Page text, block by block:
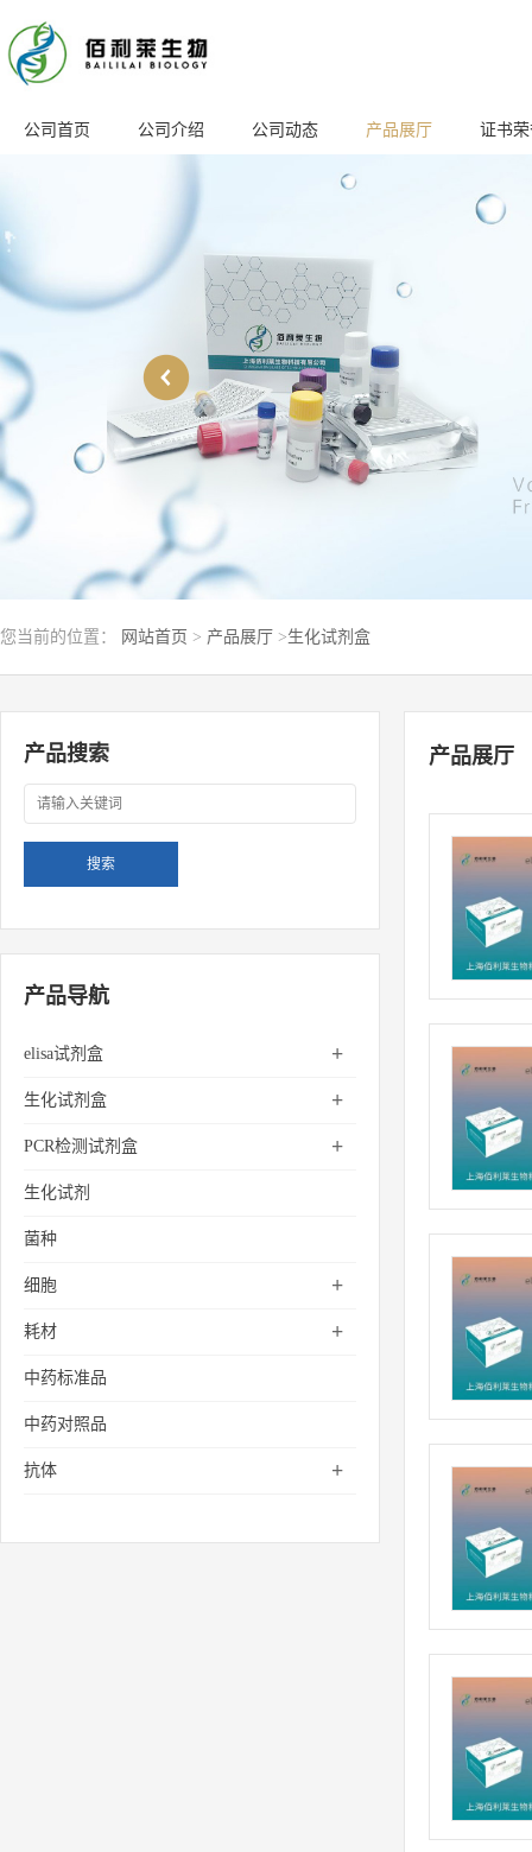
公司首页 公司介绍 公司动态 产品展厅 证书
您当前的位置： 网站首页 > 产品展厅 >生化试剂盒
产品搜索
产品导航
elisa试剂盒 +
生化试剂盒 +
PCR检测试剂盒 +
生化试剂
菌种
细胞 +
耗材 +
中药标准品
中药对照品
抗体 +
产品展厅